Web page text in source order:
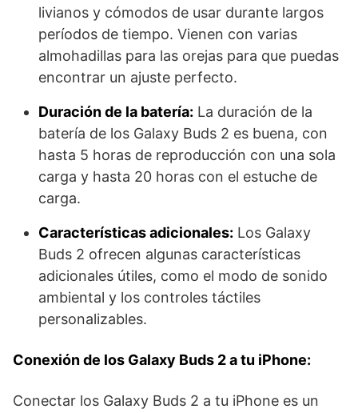
livianos y cómodos de usar durante largos
períodos de tiempo. Vienen con varias
almohadillas para las orejas para que puedas
encontrar un ajuste perfecto.
Duración de la batería: La duración de la
batería de los Galaxy Buds 2 es buena, con
hasta 5 horas de reproducción con una sola
carga y hasta 20 horas con el estuche de
carga.
Características adicionales: Los Galaxy
Buds 2 ofrecen algunas características
adicionales útiles, como el modo de sonido
ambiental y los controles táctiles
personalizables.
Conexión de los Galaxy Buds 2 a tu iPhone:
Conectar los Galaxy Buds 2 a tu iPhone es un